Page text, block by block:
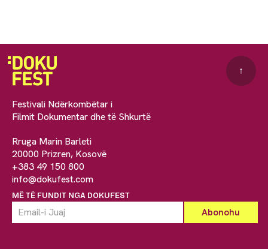
Festivali Ndërkombëtar i
Filmit Dokumentar dhe të Shkurtë
Rruga Marin Barleti
20000 Prizren, Kosovë
+383 49 150 800
info@dokufest.com
MË TË FUNDIT NGA DOKUFEST
↑